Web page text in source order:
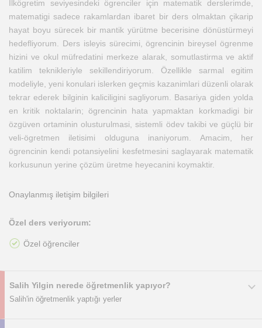
Ilkögretim seviyesindeki ögrenciler için matematik derslerimde,
matematigi sadece rakamlardan ibaret bir ders olmaktan çikarip
hayat boyu sürecek bir mantik yürütme becerisine dönüstürmeyi
hedefliyorum. Ders isleyis sürecimi, ögrencinin bireysel ögrenme
hizini ve okul müfredatini merkeze alarak, somutlastirma ve aktif
katilim teknikleriyle sekillendiriyorum. Özellikle sarmal egitim
modeliyle, yeni konulari islerken geçmis kazanimlari düzenli olarak
tekrar ederek bilginin kaliciligini sagliyorum. Basariya giden yolda
en kritik noktalarin; ögrencinin hata yapmaktan korkmadigi bir
özgüven ortaminin olusturulmasi, sistemli ödev takibi ve güçlü bir
veli-ögretmen iletisimi olduguna inaniyorum. Amacim, her
ögrencinin kendi potansiyelini kesfetmesini saglayarak matematik
korkusunun yerine çözüm üretme heyecanini koymaktir.
Onaylanmış iletişim bilgileri
Özel ders veriyorum:
Özel öğrenciler
Salih Yilgin nerede öğretmenlik yapıyor?
Salih'in öğretmenlik yaptığı yerler